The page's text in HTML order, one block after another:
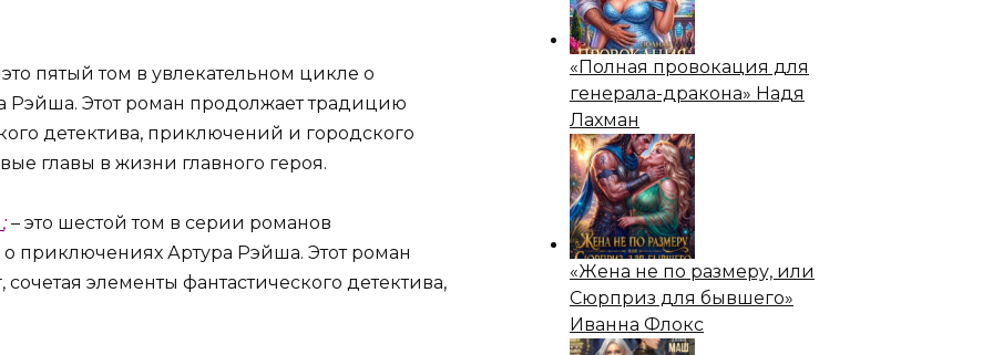
пятый том в увлекательном цикле о
Рэйша. Этот роман продолжает традицию
детектива, приключений и городского
главы в жизни главного героя.
;– это шестой том в серии романов
приключениях Артура Рэйша. Этот роман
элементы фантастического детектива,
«Полная провокация для
генерала-дракона» Надя
Лахман
«Жена не по размеру, или
Сюрприз для бывшего»
Иванна Флокс